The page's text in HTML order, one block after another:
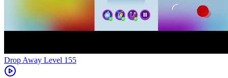
Level 155